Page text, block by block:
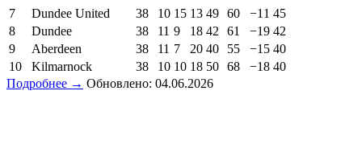
7 Dundee United 38 10 15 13 49 60 −11 45
8
Dundee 38 11 9 18 42 61 −19 42
9
Aberdeen 38 11 7 20 40 55 −15 40
10
Kilmarnock 38 10 10 18 50 68 −18 40
Подробнее → Обновлено: 04.06.2026